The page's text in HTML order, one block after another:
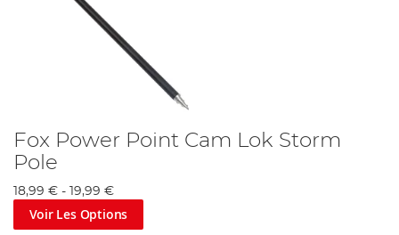
Fox Power Point Cam Lok Storm
Pole
18,99 € - 19,99 €
Voir Les Options